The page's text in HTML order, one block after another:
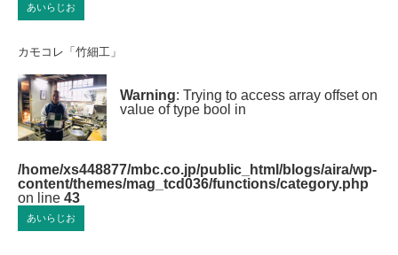
あいらじお
カモコレ「竹細工」
Warning: Trying to access array offset on
value of type bool in
/home/xs448877/mbc.co.jp/public_html/blogs/aira/wp-
content/themes/mag_tcd036/functions/category.php
on line 43
あいらじお